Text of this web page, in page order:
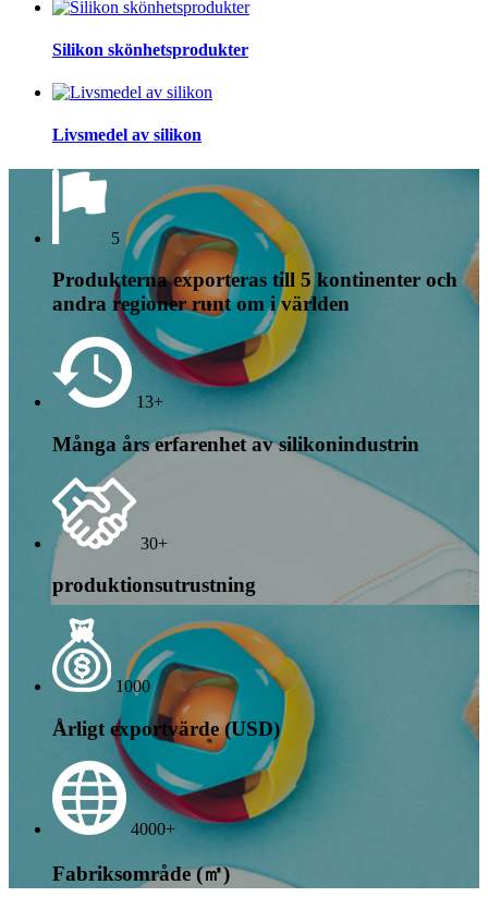
Silikon skönhetsprodukter
Livsmedel av silikon
5
Produkterna exporteras till 5 kontinenter och
andra regioner runt om i världen
13+
Många års erfarenhet av silikonindustrin
30+
produktionsutrustning
1000
Årligt exportvärde (USD)
4000+
Fabriksområde (㎡)